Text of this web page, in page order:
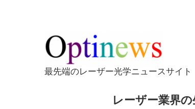
テ
ン
ツ
最先端のレーザー光学ニュースサイト
レーザー業界